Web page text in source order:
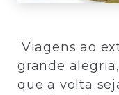
Viagens ao
grande
que a volta